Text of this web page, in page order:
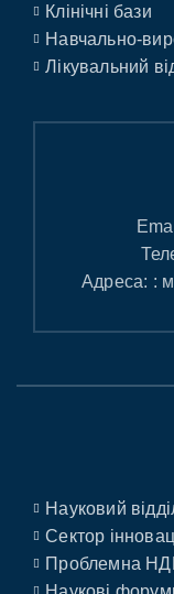
Клінічні бази
Навчально-
Лікувальний
Адреса: :
Науковий
Сектор
Проблемна